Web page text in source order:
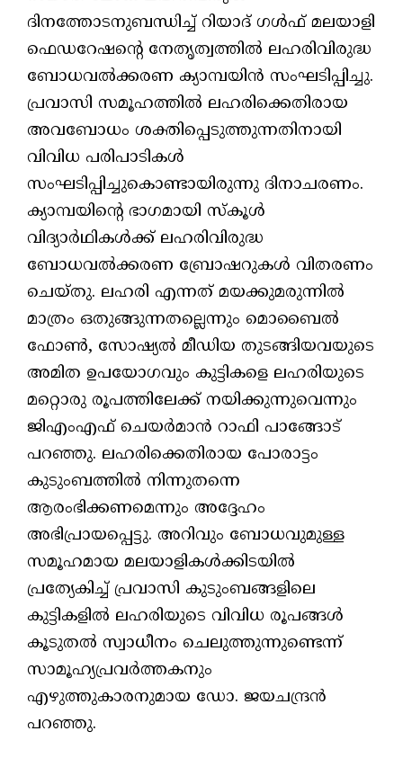
ദിനത്തോടനുബന്ധിച്ച് റിയാദ് ഗള്‍ഫ് മലയാളി
ഫെഡറേഷന്റെ നേതൃത്വത്തില്‍ ലഹരിവിരുദ്ധ
ബോധവല്‍ക്കരണ ക്യാമ്പയിന്‍ സംഘടിപ്പിച്ചു.
പ്രവാസി സമൂഹത്തില്‍ ലഹരിക്കെതിരായ
അവബോധം ശക്തിപ്പെടുത്തുന്നതിനായി
വിവിധ പരിപാടികള്‍
സംഘടിപ്പിച്ചുകൊണ്ടായിരുന്നു ദിനാചരണം.
ക്യാമ്പയിന്റെ ഭാഗമായി സ്‌കൂള്‍
വിദ്യാര്‍ഥികള്‍ക്ക് ലഹരിവിരുദ്ധ
ബോധവല്‍ക്കരണ ബ്രോഷറുകള്‍ വിതരണം
ചെയ്തു. ലഹരി എന്നത് മയക്കുമരുന്നില്‍
മാത്രം ഒതുങ്ങുന്നതല്ലെന്നും മൊബൈല്‍
ഫോണ്‍, സോഷ്യല്‍ മീഡിയ തുടങ്ങിയവയുടെ
അമിത ഉപയോഗവും കുട്ടികളെ ലഹരിയുടെ
മറ്റൊരു രൂപത്തിലേക്ക് നയിക്കുന്നുവെന്നും
ജിഎംഎഫ് ചെയര്‍മാന്‍ റാഫി പാങ്ങോട്
പറഞ്ഞു. ലഹരിക്കെതിരായ പോരാട്ടം
കുടുംബത്തില്‍ നിന്നുതന്നെ
ആരംഭിക്കണമെന്നും അദ്ദേഹം
അഭിപ്രായപ്പെട്ടു. അറിവും ബോധവുമുള്ള
സമൂഹമായ മലയാളികള്‍ക്കിടയില്‍
പ്രത്യേകിച്ച് പ്രവാസി കുടുംബങ്ങളിലെ
കുട്ടികളില്‍ ലഹരിയുടെ വിവിധ രൂപങ്ങള്‍
കൂടുതല്‍ സ്വാധീനം ചെലുത്തുന്നുണ്ടെന്ന്
സാമൂഹ്യപ്രവര്‍ത്തകനും
എഴുത്തുകാരനുമായ ഡോ. ജയചന്ദ്രന്‍
പറഞ്ഞു.